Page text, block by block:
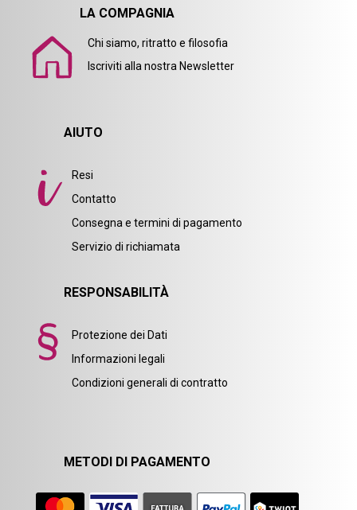
LA COMPAGNIA
Chi siamo, ritratto e filosofia
Iscriviti alla nostra Newsletter
AIUTO
Resi
Contatto
Consegna e termini di pagamento
Servizio di richiamata
RESPONSABILITÀ
Protezione dei Dati
Informazioni legali
Condizioni generali di contratto
METODI DI PAGAMENTO